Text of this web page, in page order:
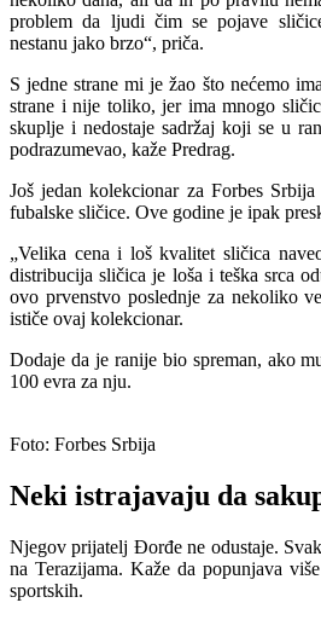
problem da ljudi čim se pojave
nestanu jako brzo“, priča.
S jedne strane mi je žao što nećemo
strane i nije toliko, jer ima mnogo
skuplje i nedostaje sadržaj koji se u
podrazumevao, kaže Predrag.
Još jedan kolekcionar za Forbes
fubalske sličice. Ove godine je ipak
„Velika cena i loš kvalitet sličica
distribucija sličica je loša i teška srca
ovo prvenstvo poslednje za nekoliko
ističe ovaj kolekcionar.
Dodaje da je ranije bio spreman, ako
100 evra za nju.
Foto: Forbes Srbija
Neki istrajavaju da
Njegov prijatelj Đorđe ne odustaje.
na Terazijama. Kaže da popunjava
sportskih.